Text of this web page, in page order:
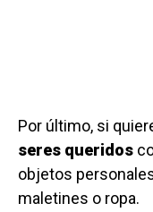
Por último, si
seres queridos
objetos
maletines o ropa.